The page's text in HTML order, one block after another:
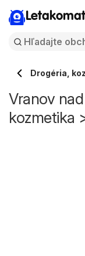
Letakomat
Drogéria,
Vranov
kozmetika